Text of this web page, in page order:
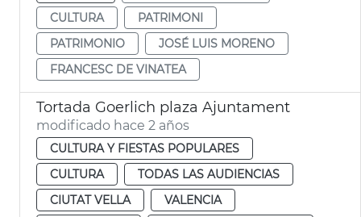
CULTURA
PATRIMONI
PATRIMONIO
JOSÉ LUIS MORENO
FRANCESC DE VINATEA
Tortada Goerlich plaza Ajuntament
modificado hace 2 años
CULTURA Y FIESTAS POPULARES
CULTURA
TODAS LAS AUDIENCIAS
CIUTAT VELLA
VALENCIA